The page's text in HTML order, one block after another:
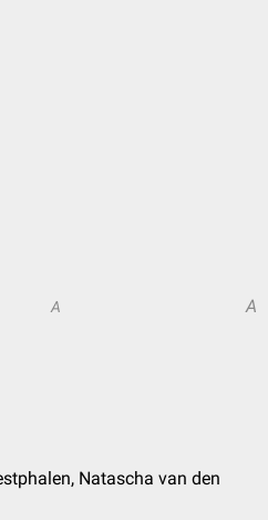
A A
Natascha van den